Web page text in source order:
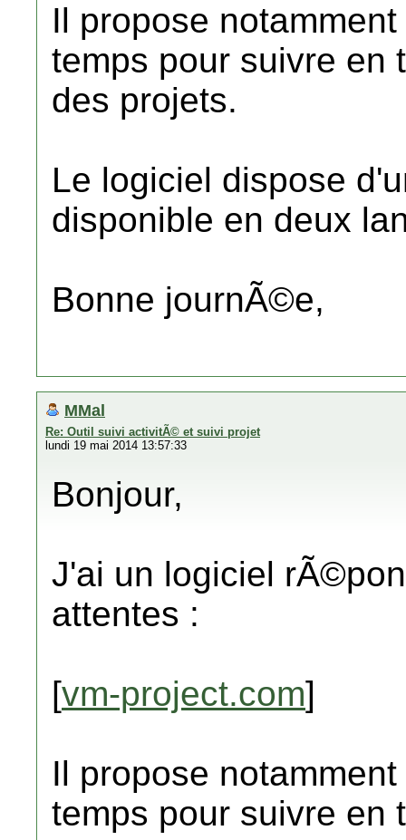
Il propose
temps pour suivre en
des projets.
Le logiciel dispose
disponible en deux
Bonne journÃ©e,
MMal
Re: Outil suivi activitÃ© et suivi projet
lundi 19 mai 2014 13:57:33
Bonjour,
J'ai un logiciel
attentes :
[vm-project.com]
Il propose
temps pour suivre en